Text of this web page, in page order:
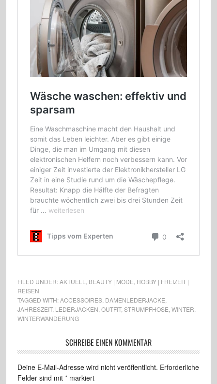
FILED UNDER:AKTUELL BEAUTY | MODE HOBBY | FREIZEIT |
REISEN
TAGGED WITH:ACCESSOIRES, DAMENLEDERJACKE
JAHRESZEIT, LEDERJACKEN OUTFIT, STRUMPFHOSE WINTER
WINTERWANDERUNG
SCHREIBE EINEN KOMMENTAR
Deine E-Mail-Adresse wird nicht veröffentlicht. Erforderliche
Felder sind mit *markiert